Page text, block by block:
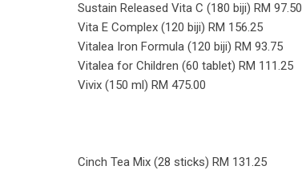
Sustain Released Vita C (180 biji) RM 97.50
Vita E Complex (120 biji) RM 156.25
Vitalea Iron Formula (120 biji) RM 93.75
Vitalea for Children (60 tablet) RM 111.25
Vivix (150 ml) RM 475.00
Cinch Tea Mix (28 sticks) RM 131.25